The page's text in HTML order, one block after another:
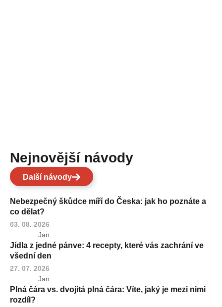
Nejnovější návody
Další návody
Nebezpečný škůdce míří do Česka: jak ho poznáte a
co dělat?
03. 08. 2026
Jan
Jídla z jedné pánve: 4 recepty, které vás zachrání ve
všední den
27. 07. 2026
Jan
Plná čára vs. dvojitá plná čára: Víte, jaký je mezi nimi
rozdíl?